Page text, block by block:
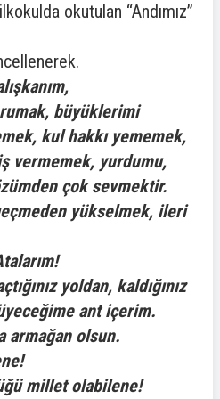
okutulan “Andımız”
büyüklerimi
kul hakkı yememek,
vermemek, yurdumu,
çok sevmektir.
yükselmek, ileri
yoldan, kaldığınız
ant içerim.
armağan olsun.
millet olabilene!